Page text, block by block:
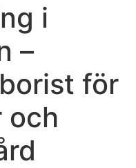
i
–
för
och